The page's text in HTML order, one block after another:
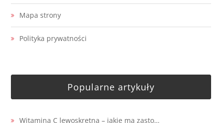
Mapa strony
Polityka prywatności
Popularne artykuły
Witamina C lewoskrętna – jakie ma zasto…